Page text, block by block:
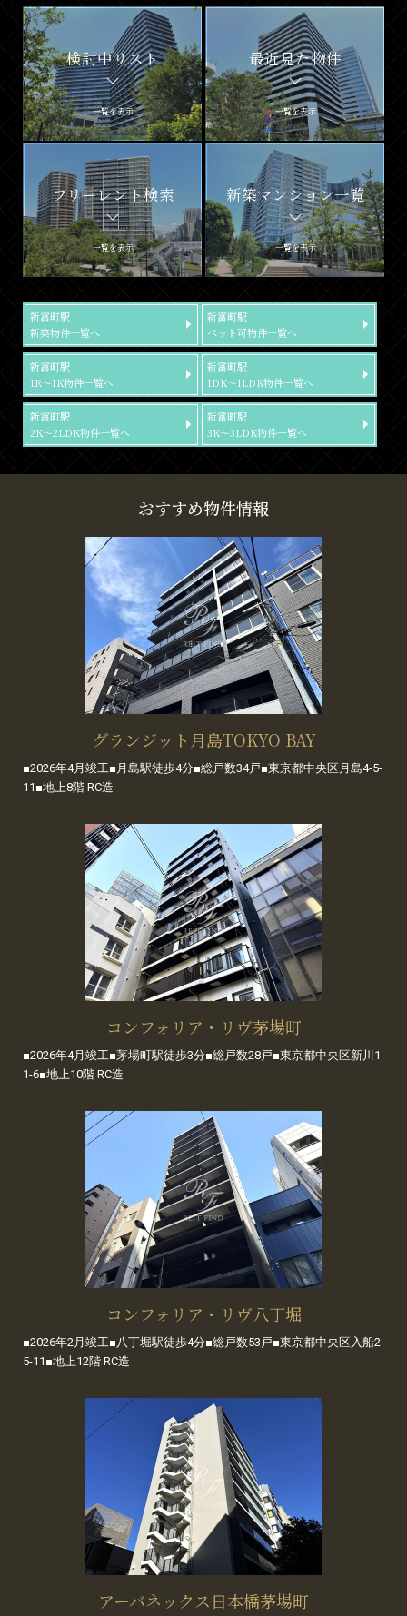
検討中リスト
一覧を表示
最近見た物件
一覧を表示
フリーレント検索
一覧を表示
新築マンション一覧
一覧を表示
新富町駅
新築物件一覧へ
新富町駅
ペット可物件一覧へ
新富町駅
1R～1K物件一覧へ
新富町駅
1DK～1LDK物件一覧へ
新富町駅
2K～2LDK物件一覧へ
新富町駅
3K～3LDK物件一覧へ
おすすめ物件情報
グランジット月島TOKYO BAY
■2026年4月竣工■月島駅徒歩4分■総戸数34戸■東京都中央区月島4-5-
11■地上8階 RC造
コンフォリア・リヴ茅場町
■2026年4月竣工■茅場町駅徒歩3分■総戸数28戸■東京都中央区新川1-
1-6■地上10階 RC造
コンフォリア・リヴ八丁堀
■2026年2月竣工■八丁堀駅徒歩4分■総戸数53戸■東京都中央区入船2-
5-11■地上12階 RC造
アーバネックス日本橋茅場町